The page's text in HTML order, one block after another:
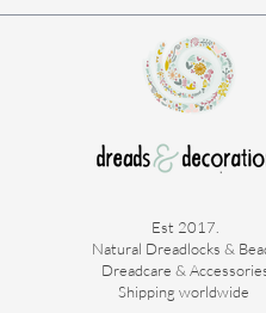
De lengte staat naast de titel
Dan knip je het puntje gemakkelijk
met een keukenschaar.
uiteinden, zodat je niet in de
En je de dread gemakkelijk kan
Est 2017.
Natural Dreadlocks &
Dreadcare &
Shipping worldwide ​